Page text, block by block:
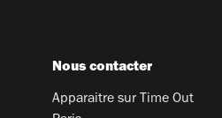
Nous contacter
Apparaitre sur Time Out